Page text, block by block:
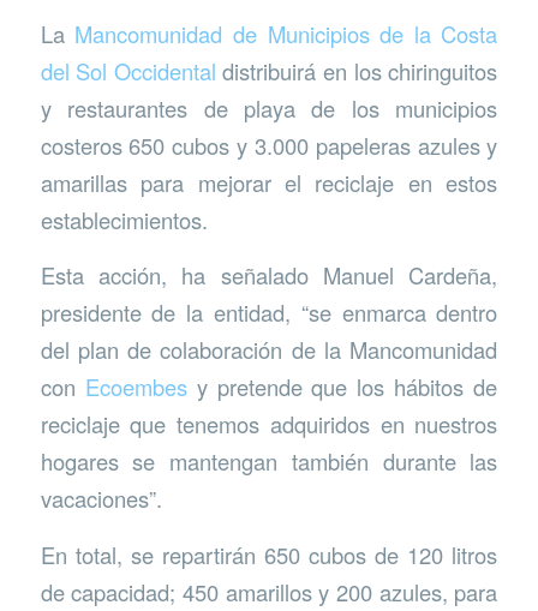
La Mancomunidad de Municipios de la Costa
del Sol Occidental distribuirá en los chiringuitos
y restaurantes de playa de los municipios
costeros 650 cubos y 3.000 papeleras azules y
amarillas para mejorar el reciclaje en estos
establecimientos.
Esta acción, ha señalado Manuel Cardeña,
presidente de la entidad, “se enmarca dentro
del plan de colaboración de la Mancomunidad
con Ecoembesy pretende que los hábitos de
reciclaje que tenemos adquiridos en nuestros
hogares se mantengan también durante las
vacaciones”.
En total, se repartirán 650 cubos de 120 litros
de capacidad; 450 amarillos y 200 azules, para